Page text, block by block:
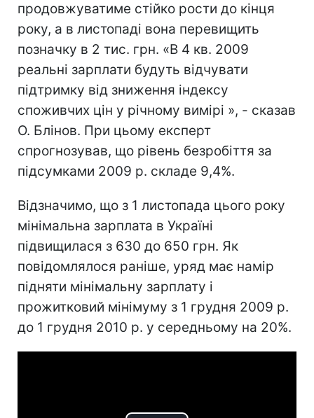
продовжуватиме стійко рости до кінця
року, а в листопаді вона перевищить
позначку в 2 тис. грн. «В 4 кв. 2009
реальні зарплати будуть відчувати
підтримку від зниження індексу
споживчих цін у річному вимірі », - сказав
О. Блінов. При цьому експерт
спрогнозував, що рівень безробіття за
підсумками 2009 р. складе 9,4%.
Відзначимо, що з 1 листопада цього року
мінімальна зарплата в Україні
підвищилася з 630 до 650 грн. Як
повідомлялося раніше, уряд має намір
підняти мінімальну зарплату і
прожитковий мінімуму з 1 грудня 2009 р.
до 1 грудня 2010 р. у середньому на 20%.